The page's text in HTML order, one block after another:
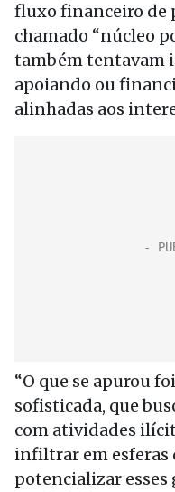
fluxo financeiro de
chamado “núcleo
também tentavam
apoiando ou
alinhadas aos
“O que se apurou
sofisticada, que
com atividades
infiltrar em esferas
potencializar esses